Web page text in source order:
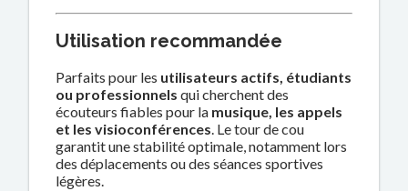
Utilisation recommandée
Parfaits pour les utilisateurs actifs, étudiants
ou professionnels qui cherchent des
écouteurs fiables pour la musique, les appels
et les visioconférences. Le tour de cou
garantit une stabilité optimale, notamment lors
des déplacements ou des séances sportives
légères.